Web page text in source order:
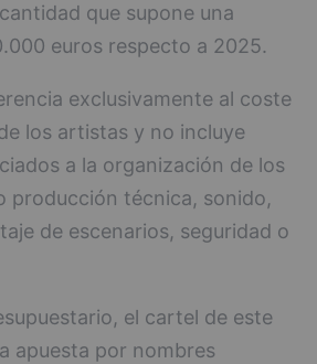
que supone una
euros respecto a 2025.
exclusivamente al coste
los artistas y no incluye
a la organización de los
producción técnica, sonido,
de escenarios, seguridad o
el cartel de este
apuesta por nombres